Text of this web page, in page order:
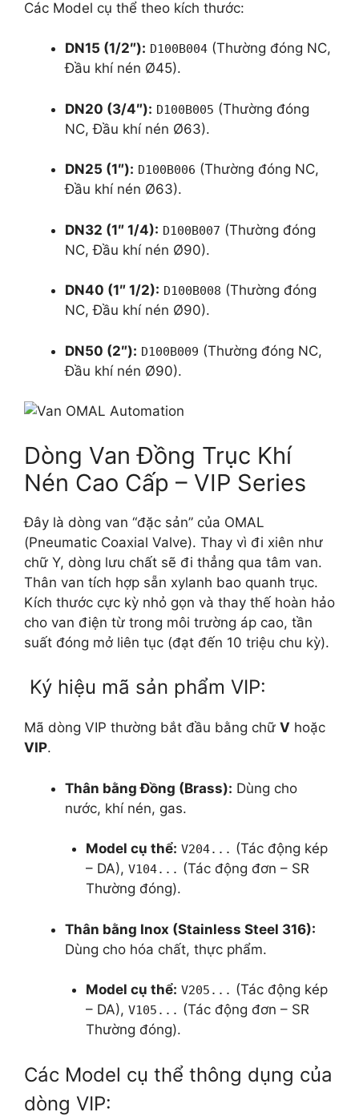
Các Model cụ thể theo kích thước:
DN15 (1/2″): D100B004 (Thường đóng NC,
Đầu khí nén Ø45).
DN20 (3/4″): D100B005 (Thường đóng
NC, Đầu khí nén Ø63).
DN25 (1″): D100B006 (Thường đóng NC,
Đầu khí nén Ø63).
DN32 (1″ 1/4): D100B007 (Thường đóng
NC, Đầu khí nén Ø90).
DN40 (1″ 1/2): D100B008 (Thường đóng
NC, Đầu khí nén Ø90).
DN50 (2″): D100B009 (Thường đóng NC,
Đầu khí nén Ø90).
Dòng Van Đồng Trục Khí
Nén Cao Cấp – VIP Series
Đây là dòng van “đặc sản” của OMAL
(Pneumatic Coaxial Valve). Thay vì đi xiên như
chữ Y, dòng lưu chất sẽ đi thẳng qua tâm van.
Thân van tích hợp sẵn xylanh bao quanh trục.
Kích thước cực kỳ nhỏ gọn và thay thế hoàn hảo
cho van điện từ trong môi trường áp cao, tần
suất đóng mở liên tục (đạt đến 10 triệu chu kỳ).
Ký hiệu mã sản phẩm VIP:
Mã dòng VIP thường bắt đầu bằng chữ V hoặc
VIP.
Thân bằng Đồng (Brass): Dùng cho
nước, khí nén, gas.
Model cụ thể: V204... (Tác động kép
– DA), V104... (Tác động đơn – SR
Thường đóng).
Thân bằng Inox (Stainless Steel 316):
Dùng cho hóa chất, thực phẩm.
Model cụ thể: V205... (Tác động kép
– DA), V105... (Tác động đơn – SR
Thường đóng).
Các Model cụ thể thông dụng của
dòng VIP: